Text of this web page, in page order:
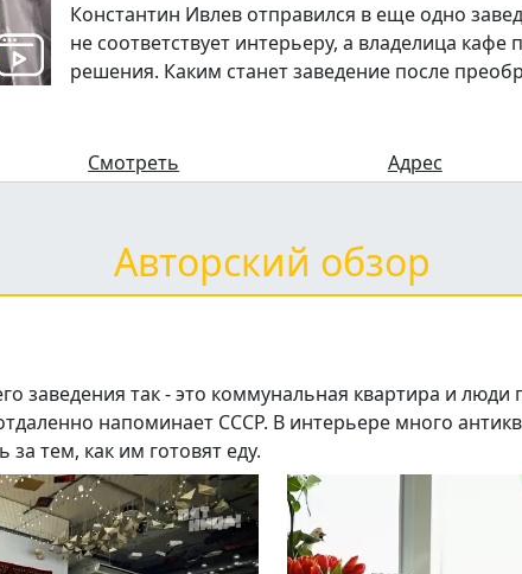
Константин Ивлев отправился в еще одно
не соответствует интерьеру, а владелица
решения. Каким станет заведение после
Смотреть Адрес
Авторский обзор
заведения так - это коммунальная квартира и люди
напоминает СССР. В интерьере много
за тем, как им готовят еду.